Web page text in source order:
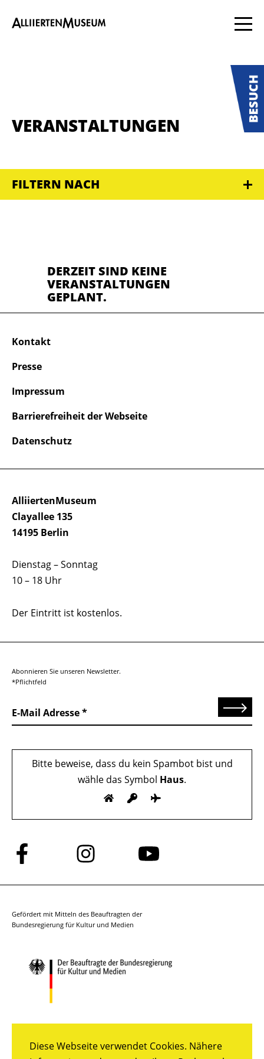
Diese Webseite verwendet Cookies. Nähere
VERANSTALTUNGEN
FILTERN NACH
DERZEIT SIND KEINE
VERANSTALTUNGEN
GEPLANT.
AlliiertenMuseum
Clayallee 135
14195 Berlin
Dienstag – Sonntag
10 – 18 Uhr
Der Eintritt ist kostenlos.
Kontakt
Presse
Impressum
Barrierefreiheit der Webseite
Datenschutz
Abonnieren Sie unseren Newsletter.
*Pflichtfeld
E-Mail Adresse Senden
Bitte beweise, dass du kein Spambot bist und
wähle das Symbol Haus.
Folge
uns
auf
Folge
uns
auf
Folge
auf
Gefördert mit Mitteln des Beauftragten der
Bundesregierung für Kultur und Medien